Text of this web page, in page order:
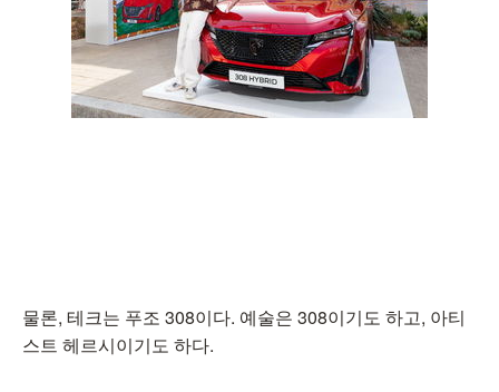
물론, 테크는 푸조 308이다. 예술은 308이기도 하고, 아티
스트 헤르시이기도 하다.